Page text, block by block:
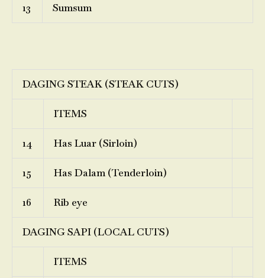
13 Sumsum
DAGING STEAK (STEAK CUTS)
ITEMS
14 Has Luar (Sirloin)
15 Has Dalam (Tenderloin)
16 Rib eye
DAGING SAPI (LOCAL CUTS)
ITEMS